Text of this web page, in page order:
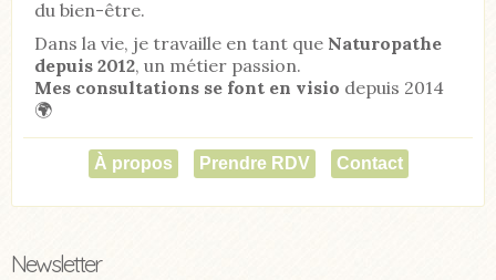
du bien-être.
Dans la vie, je travaille en tant que Naturopathe
depuis 2012, un métier passion.
Mes consultations se font en visio depuis 2014
🌍
À propos Prendre RDV Contact
Newsletter